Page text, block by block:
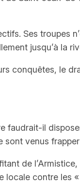
Ses troupes
jusqu’à la
conquêtes, le
faudrait-il
venus
de
locale contre les